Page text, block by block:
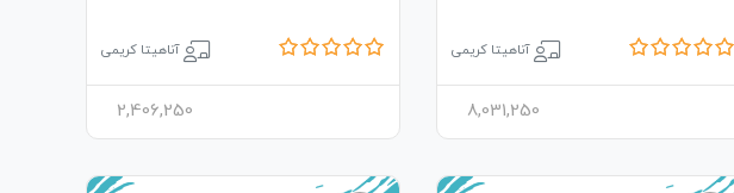
آناهیتا کریمی
8,031,250
آناهیتا کریمی
2,406,250